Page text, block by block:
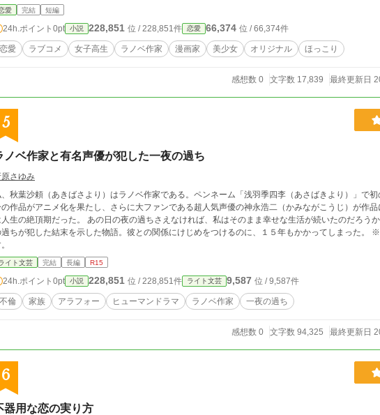
中で、 隠されていた、見えなかった事実を目の当たりにする事になる。 翔は、戸惑いながらも現実
想定外な出来事、事実に翔は驚愕する事に・・・ 翔は一体、どうなるのだろうか！？
愛 完結 短編
24h.ポイント 0pt 小説 228,851 位 / 228,851件 恋愛 66,374 位 / 66,374件
恋愛 ラブコメ 女子高生 ラノベ作家 漫画家 美少女 オリジナル ほっこり
感想数 0 文字数 17,839 最終更新日
5
ノベ作家と有名声優が犯した一夜の過ち
さゆみ
秋葉沙頼（あきばさより）はラノベ作家である。ペンネーム「浅羽季四李（あさばきより）」で初の
作品がアニメ化を果たし、さらに大ファンである超人気声優の神永浩二（かみながこうじ）が作品に起用され
期だった。 あの日の夜の過ちさえなければ、私はそのまま幸せな生活が続いたのだろうか。 これは、私とあの男の一夜
ちが犯した結末を示した物語。彼との関係にけじめをつけるのに、１５年もかかってしまった。 ※他サイトからの転載となりま
イト文芸 完結 長編 R15
24h.ポイント 0pt 小説 228,851 位 / 228,851件 ライト文芸 9,587 位 / 9,587件
不倫 家族 アラフォー ヒューマンドラマ ラノベ作家 一夜の過ち
感想数 0 文字数 94,325 最終更新日
6
器用な恋の実り方